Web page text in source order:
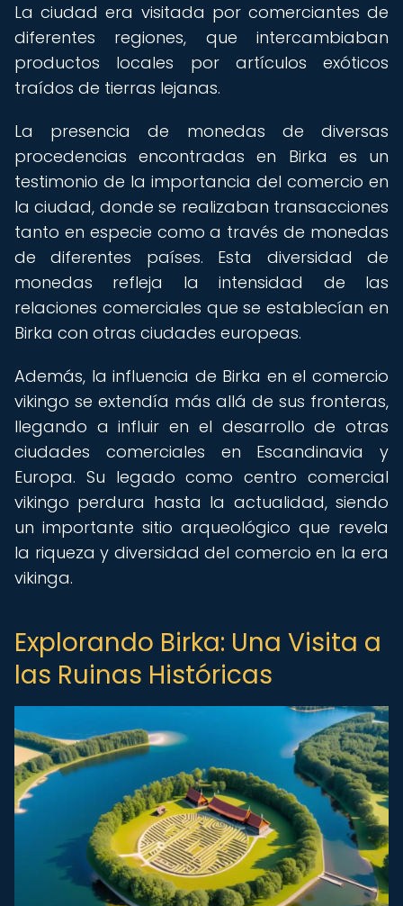
La ciudad era visitada por comerciantes de
diferentes regiones, que intercambiaban
productos locales por artículos exóticos
traídos de tierras lejanas.
La presencia de monedas de diversas
procedencias encontradas en Birka es un
testimonio de la importancia del comercio en
la ciudad, donde se realizaban transacciones
tanto en especie como a través de monedas
de diferentes países. Esta diversidad de
monedas refleja la intensidad de las
relaciones comerciales que se establecían en
Birka con otras ciudades europeas.
Además, la influencia de Birka en el comercio
vikingo se extendía más allá de sus fronteras,
llegando a influir en el desarrollo de otras
ciudades comerciales en Escandinavia y
Europa. Su legado como centro comercial
vikingo perdura hasta la actualidad, siendo
un importante sitio arqueológico que revela
la riqueza y diversidad del comercio en la era
vikinga.
Explorando Birka: Una Visita a
las Ruinas Históricas